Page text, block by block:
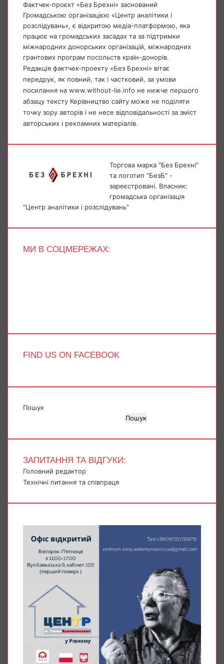
Фактчек-проєкт «Без Брехні» заснований
Громадською організацією «Центр аналітики і
розслідувань», є відкритою медіа-платформою, яка
працює на громадських засадах та за підтримки
міжнародних донорських організацій, міжнародних
грантових програм посольств країн-донорів.
Редакція фактчек-проекту «Без Брехні» вітає
передрук, як повний, так і частковий, за умови
посилання на www.without-lie.info не нижче першого
абзацу тексту Керівництво сайту може не поділяти
точку зору авторів і не несе відповідальності за зміст
авторських і рекламних матеріалів.
Торгова марка "Без Брехні"
та логотип "БезБ" -
зареєстровані. Власник:
громадська організація
"Центр аналітики і розслідувань"
МИ В СОЦМЕРЕЖАХ:
FIND US ON FACEBOOK
Пошук
Пошук
ЗАПИТАННЯ ТА ВІДГУКИ:
Головний редактор
Технічні питання та співпраця